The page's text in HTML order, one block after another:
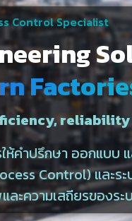
Control Specialist
ห้คำปรึกษา ออกแบบ
Control) และร
ละความเสถียรของระ